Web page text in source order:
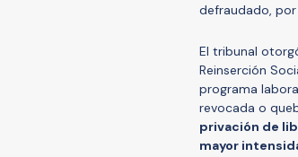
defraudado, por
El tribunal
Reinserción
programa
revocada o
privación de
mayor